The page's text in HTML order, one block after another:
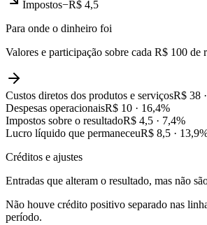
Impostos−R$ 4,5
Para onde o dinheiro foi
Valores e participação sobre cada R$ 100 de
Custos diretos dos produtos e serviçosR$ 38 ·
Despesas operacionaisR$ 10 · 16,4%
Impostos sobre o resultadoR$ 4,5 · 7,4%
Lucro líquido que permaneceuR$ 8,5 · 13,9
Créditos e ajustes
Entradas que alteram o resultado, mas não
Não houve crédito positivo separado nas
período.